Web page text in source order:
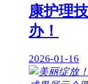
康护理
办！
2026-01-16